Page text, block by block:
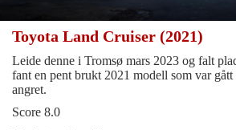
Toyota Land Cruiser (2021)
Leide denne i Tromsø mars 2023 og falt
fant en pent brukt 2021 modell som var
angret.
Score 8.0